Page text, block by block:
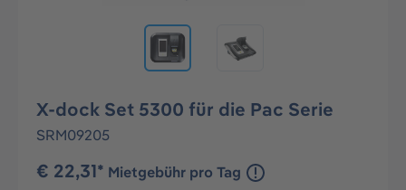
X-dock Set 5300 für die Pac Serie
SRM09205
Mietgebühr pro Tag
€ 22,31*